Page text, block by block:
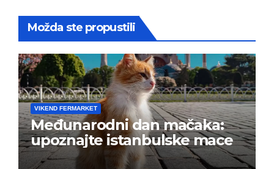
Možda ste propustili
VIKEND FERMARKET
Međunarodni dan mačaka:
upoznajte istanbulske mace